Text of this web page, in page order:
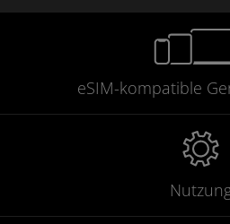
eSIM-kompatible